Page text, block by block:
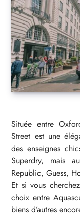
Située entre
Street est une
des enseignes
Superdry, mais
Republic, Guess,
Et si vous
choix entre
biens d’autres